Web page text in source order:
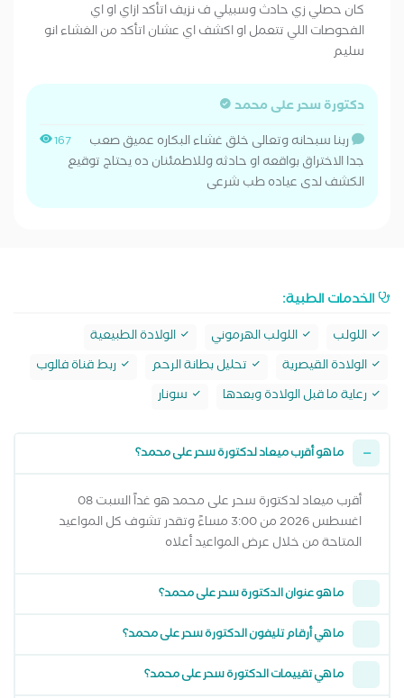
كان حصلي زي حادث وسبيلي ف نزيف اتأكد ازاي او اي
الفحوصات اللي تتعمل او اكشف اي عشان اتأكد من الغشاء انو
سليم
دكتورة سحر على محمد
167
ربنا سبحانه وتعالى خلق غشاء البكاره عميق صعب
جدا الاختراق بواقعه او حادثه وللاطمئنان ده يحتاج توقيع
الكشف لدى عياده طب شرعى
الخدمات الطبية:
اللولب اللولب الهرموني
الولادة الطبيعية
الولادة القيصرية
تحليل بطانة الرحم
ربط قناة فالوب
رعاية ما قبل الولادة وبعدها
سونار
ما هو أقرب ميعاد لدكتورة سحر على محمد؟
أقرب ميعاد لدكتورة سحر على محمد هو غداً السبت 08
اغسطس 2026 من 3:00 مساءً وتقدر تشوف كل المواعيد
المتاحة من خلال عرض المواعيد أعلاه
ما هو عنوان الدكتورة سحر على محمد؟
ما هي أرقام تليفون الدكتورة سحر على محمد؟
ما هي تقييمات الدكتورة سحر على محمد؟